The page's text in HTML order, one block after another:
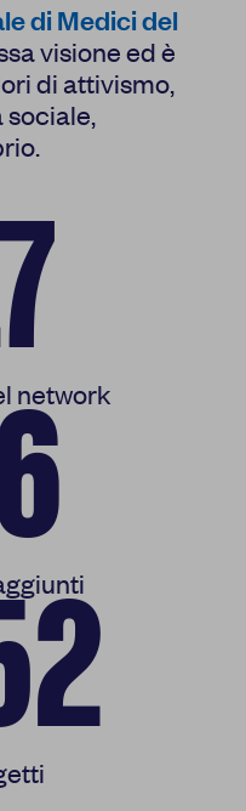
di Medici del
visione ed è
di attivismo,
network